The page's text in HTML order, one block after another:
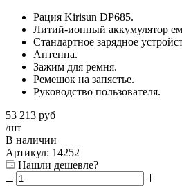
Рация Kirisun DP685.
Литий-ионный аккумулятор
Стандартное зарядное
Антенна.
Зажим для ремня.
Ремешок на запястье.
Руководство пользователя.
53 213 руб
/шт
В наличии
Артикул: 14252
Нашли дешевле?